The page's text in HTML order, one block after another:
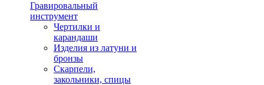
Гравировальный
инструмент
Чертилки и
карандаши
Изделия из латуни и
бронзы
Скарпели,
закольники, спицы